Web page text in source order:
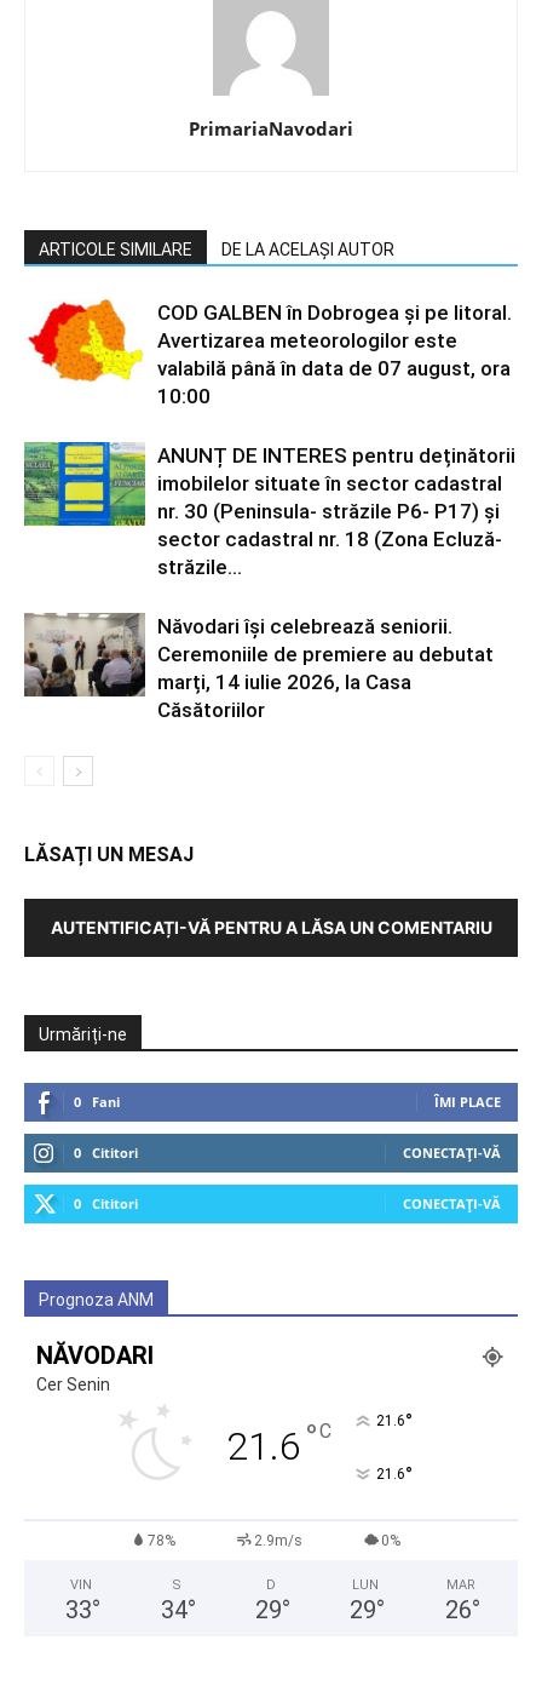
PrimariaNavodari
ARTICOLE SIMILARE DE LA ACELAȘI AUTOR
COD GALBEN în Dobrogea și pe litoral.
Avertizarea meteorologilor este
valabilă până în data de 07 august, ora
10:00
ANUNȚ DE INTERES pentru deținătorii
imobilelor situate în sector cadastral
nr. 30 (Peninsula- străzile P6- P17) și
sector cadastral nr. 18 (Zona Ecluză-
străzile...
Năvodari își celebrează seniorii.
Ceremoniile de premiere au debutat
marți, 14 iulie 2026, la Casa
Căsătoriilor
LĂSAȚI UN MESAJ
AUTENTIFICAȚI-VĂ PENTRU A LĂSA UN COMENTARIU
Urmăriți-ne
0 Fani ÎMI PLACE
0 Cititori CONECTAȚI-VĂ
0 Cititori CONECTAȚI-VĂ
Prognoza ANM
NĂVODARI
Cer Senin
21.6 °C 21.6°
21.6°
78% 2.9m/s 0%
VIN
33°
S
34°
D
29°
LUN
29°
MAR
26°